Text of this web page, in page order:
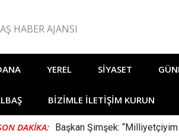
HABER AJANSI
YEREL SIYASET
BIZIMLE İLETIŞIM KURUN
DAKIKA: Başkan Şimşek: